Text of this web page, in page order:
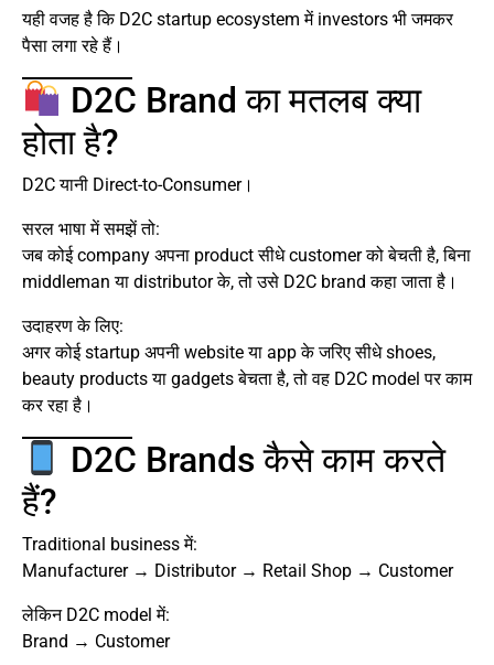
यही वजह है कि D2C startup ecosystem में investors भी जमकर
पैसा लगा रहे हैं।
D2C Brand का मतलब क्या
होता है?
D2C यानी Direct-to-Consumer।
सरल भाषा में समझें तो:
जब कोई company अपना product सीधे customer को बेचती है, बिना
middleman या distributor के, तो उसे D2C brand कहा जाता है।
उदाहरण के लिए:
अगर कोई startup अपनी website या app के जरिए सीधे shoes,
beauty products या gadgets बेचता है, तो वह D2C model पर काम
कर रहा है।
D2C Brands कैसे काम करते
हैं?
Traditional business में:
Manufacturer → Distributor → Retail Shop → Customer
लेकिन D2C model में:
Brand → Customer